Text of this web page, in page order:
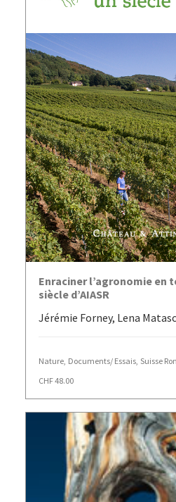
AJOUTER AU
Enraciner l’agronomie en
siècle d’AIASR
Jérémie Forney, Lena
Nature, Documents/ Essais, Suisse
CHF48.00